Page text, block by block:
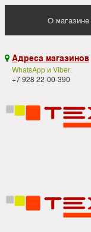
О магазине
 Адреса магазинов
WhatsApp и Viber:
+7 928 22-00-390